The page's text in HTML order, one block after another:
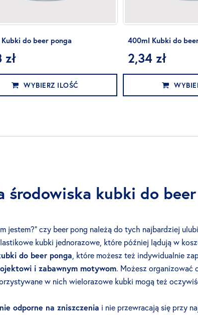
do beer ponga
zł
WYBIERZ ILOŚĆ
400ml Kubki do
2,34 zł
środowiska kubki do
jestem?” czy beer pong należą do tych najbardziej
kubki jednorazowe, które później lądują w
do beer ponga, które możesz też indywidualnie
i zabawnym motywom. Możesz organizować
w nich wielorazowe kubki mogą też
odporne na zniszczenia i nie przewracają się przy